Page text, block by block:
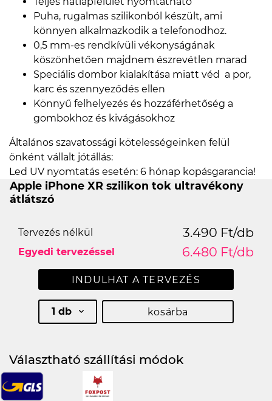
Puha, rugalmas szilikonból készült, ami
könnyen alkalmazkodik a telefonodhoz.
0,5 mm-es rendkívüli vékonyságának
köszönhetően majdnem észrevétlen marad
Speciális dombor kialakítása miatt véd a por,
karc és szennyeződés ellen
Könnyű felhelyezés és hozzáférhetőség a
gombokhoz és kivágásokhoz
Általános szavatossági kötelességeinken felül
önként vállalt jótállás:
Led UV nyomtatás esetén: 6 hónap kopásgarancia!
Apple iPhone XR szilikon tok ultravékony
átlátszó
Tervezés nélkül 3.490 Ft/db
Egyedi tervezéssel 6.480 Ft/db
INDULHAT A TERVEZÉS
1 db kosárba
Választható szállítási módok